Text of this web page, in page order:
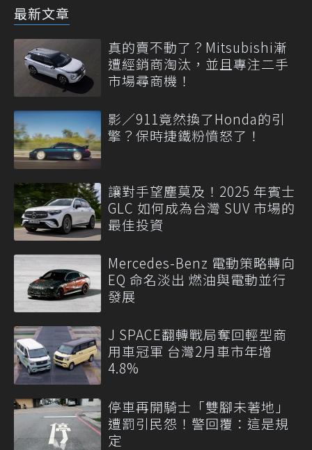
最新文章
真的賣不動了？Mitsubishi漸
遭經銷商淘汰，並且專注二手
市場尋商機！
影／911竟然換了Honda的引
擎？保時捷鐵粉憤怒了！
讓對手望塵莫及！2025 年賓士
GLC 如何成為台灣 SUV 市場的
最佳投資
Mercedes-Benz 電動策略轉向
EQ 命名淡出 燃油與電動並行
發展
J SPACE翻轉戰局奪回輕型商
用車冠軍 台灣2月車市年增
4.8%
停車再開騎士「雙腳未著地」
遭罰引民怨！警回覆：這是規
定